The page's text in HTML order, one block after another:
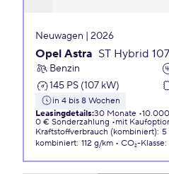
Neuwagen | 2026
Opel Astra ST Hybrid
Benzin
145 PS (107 kW)
in 4 bis 8 Wochen
Leasingdetails:30 Monate
0 € Sonderzahlung
mit
Kraftstoffverbrauch (kombiniert): 5
kombiniert: 112 g/km CO₂-Klasse: